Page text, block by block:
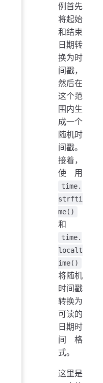
例首先
将起始
和结束
日期转
换为时
间戳，
然后在
这个范
围内生
成一个
随机时
间戳。
接着，
使用
time.
strfti
me()
和
time.
localt
ime()
将随机
时间戳
转换为
可读的
日期时
间格
式。
这里是